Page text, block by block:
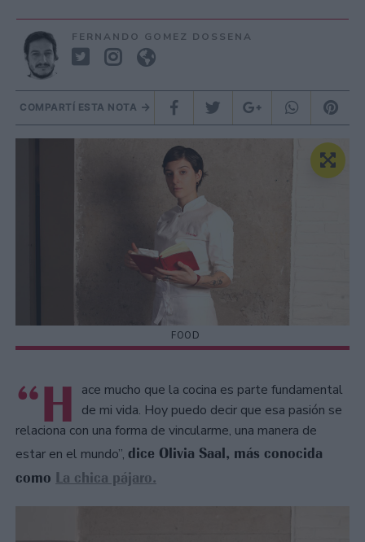
FERNANDO GOMEZ DOSSENA
COMPARTÍ ESTA NOTA
FOOD
“H ace mucho que la cocina es parte fundamental
de mi vida. Hoy puedo decir que esa pasión se
relaciona con una forma de vincularme, una manera de
estar en el mundo”, dice Olivia Saal, más conocida
como La chica pájaro.